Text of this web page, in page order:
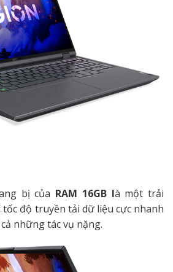
bị của RAM 16GB là một trải
độ truyền tải dữ liệu cực nhanh
những tác vụ nặng.